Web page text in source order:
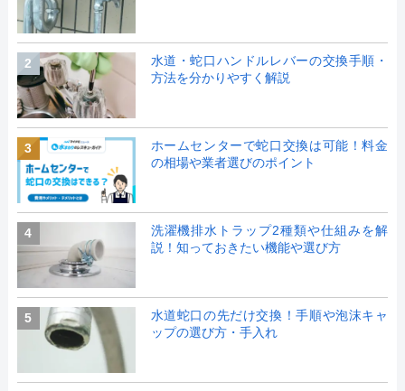
2
水道・蛇口ハンドルレバーの交換手順・
方法を分かりやすく解説
3
ホームセンターで蛇口交換は可能！料金
の相場や業者選びのポイント
4
洗濯機排水トラップ2種類や仕組みを解
説！知っておきたい機能や選び方
5
水道蛇口の先だけ交換！手順や泡沫キャ
ップの選び方・手入れ